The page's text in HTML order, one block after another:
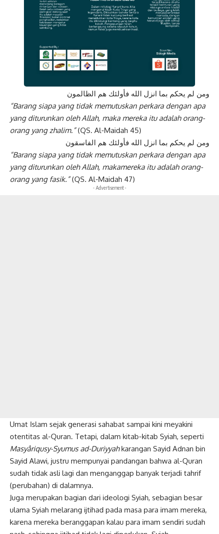
ومن لم يحكم بما انزل الله فأولئك هم الظالمون
“Barang siapa yang tidak memutuskan perkara dengan apa
yang diturunkan oleh Allah, maka mereka itu adalah orang-
orang yang zhalim.”(QS. Al-Maidah 45)
ومن لم يحكم بما انزل الله فأولئك هم الفاسقون
“Barang siapa yang tidak memutuskan perkara dengan apa
yang diturunkan oleh Allah, makamereka itu adalah orang-
orang yang fasik.”(QS. Al-Maidah 47)
- Advertisement -
Umat Islam sejak generasi sahabat sampai kini meyakini
otentitas al-Quran. Tetapi, dalam kitab-kitab Syiah, seperti
Masyâriqusy-Syumus ad-Duriyyahkarangan Sayid Adnan bin
Sayid Alawi, justru mempunyai pandangan bahwa al-Quran
sudah tidak asli lagi dan menganggap banyak terjadi tahrif
(perubahan) di dalamnya.
Juga merupakan bagian dari ideologi Syiah, sebagian besar
ulama Syiah melarang ijtihad pada masa para imam mereka,
karena mereka beranggapan kalau para imam sendiri sudah